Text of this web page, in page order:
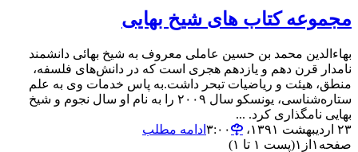
مجموعه کتاب های شیخ بهایی
بهاءالدین محمد بن‏ حسین عاملی معروف به شیخ بهائی دانشمند
نامدار قرن دهم و یازدهم هجری است که در دانش‌های فلسفه،
منطق، هیئت و ریاضیات تبحر داشت.به پاس خدمات وی به علم
ستاره‌شناسی، یونسکو سال ۲۰۰۹ را به نام او سال نجوم و شیخ
بهایی نامگذاری کرد. ...
۲۳ اردیبهشت ۱۳۹۱،‏ ۳:۰۰
ادامه مطلب
صفحه ۱ از ۱(پست ۱ تا ۱)